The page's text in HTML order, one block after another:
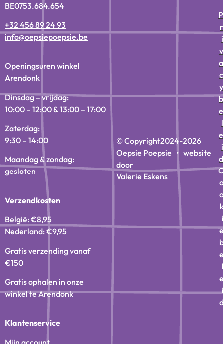
BE0753.684.654
+32 456 89 24 93
info@oepsiepoepsie.be
Openingsuren winkel
Arendonk
Dinsdag – vrijdag:
10:00 – 12:00 & 13:00 – 17:00
Zaterdag:
9:30 – 14:00
Maandag & zondag:
gesloten
Verzendkosten
België: €8,95
Nederland: €9,95
Gratis verzending vanaf
€150
Gratis ophalen in onze
winkel te Arendonk
Klantenservice
Mijn account
© Copyright2024-2026
Oepsie Poepsie • website
door
Valerie Eskens
P
r
i
v
a
c
y
b
e
l
e
i
d
C
o
o
k
i
e
b
e
l
e
i
d